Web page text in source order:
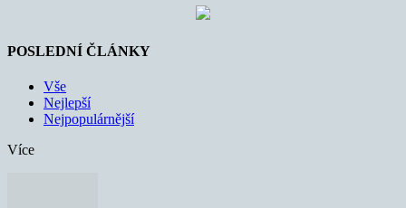
POSLEDNÍ ČLÁNKY
Vše
Nejlepší
Nejpopulárnější
Více